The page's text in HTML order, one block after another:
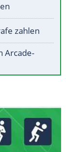
zahlen
Arcade-